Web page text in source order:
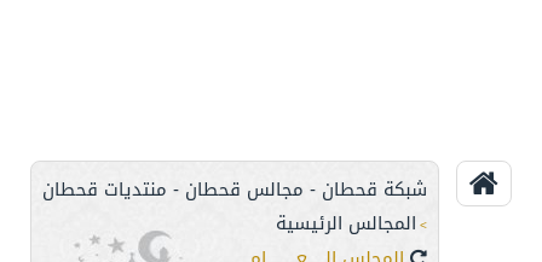
شبكة قحطان - مجالس قحطان - منتديات قحطان
> المجالس الرئيسية